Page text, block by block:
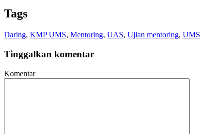
Tags
Daring, KMP UMS, Mentoring, UAS, Ujian mentoring, UMS
Tinggalkan komentar
Komentar